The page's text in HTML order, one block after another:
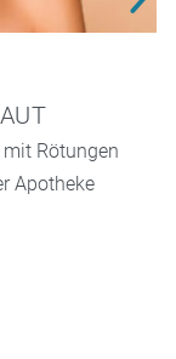
Rötungen
Apotheke